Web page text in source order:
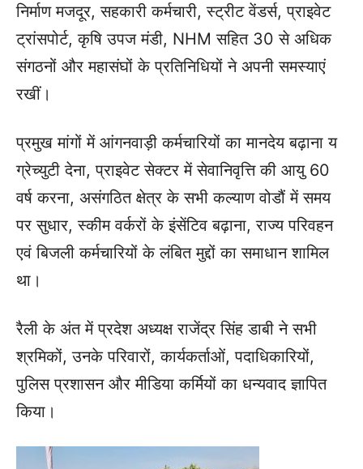
निर्माण मजदूर, सहकारी कर्मचारी, स्ट्रीट वेंडर्स, प्राइवेट
ट्रांसपोर्ट, कृषि उपज मंडी, NHM सहित 30 से अधिक
संगठनों और महासंघों के प्रतिनिधियों ने अपनी समस्याएं
रखीं।
प्रमुख मांगों में आंगनवाड़ी कर्मचारियों का मानदेय बढ़ाना य
ग्रेच्युटी देना, प्राइवेट सेक्टर में सेवानिवृत्ति की आयु 60
वर्ष करना, असंगठित क्षेत्र के सभी कल्याण वोडौं में समय
पर सुधार, स्कीम वर्करों के इंसेंटिव बढ़ाना, राज्य परिवहन
एवं बिजली कर्मचारियों के लंबित मुद्दों का समाधान शामिल
था।
रैली के अंत में प्रदेश अध्यक्ष राजेंद्र सिंह डाबी ने सभी
श्रमिकों, उनके परिवारों, कार्यकर्ताओं, पदाधिकारियों,
पुलिस प्रशासन और मीडिया कर्मियों का धन्यवाद ज्ञापित
किया।